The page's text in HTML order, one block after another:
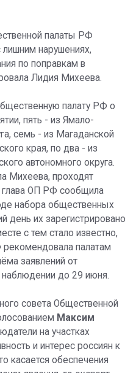
палаты РФ
нарушениях,
по поправкам в
Лидия Михеева.
палату РФ о
пять - из Ямало-
семь - из Магаданской
края, по два - из
автономного округа.
Михеева, проходят
глава ОП РФ сообщила
набора общественных
день их зарегистрировано
с тем стало известно,
палатам
заявлений от
до 29 июня.
совета Общественной
Максим
на участках
и интерес россиян к
касается обеспечения